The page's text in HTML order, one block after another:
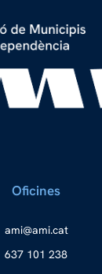
Oficines
tac.i
ma@im
a
637 101 238